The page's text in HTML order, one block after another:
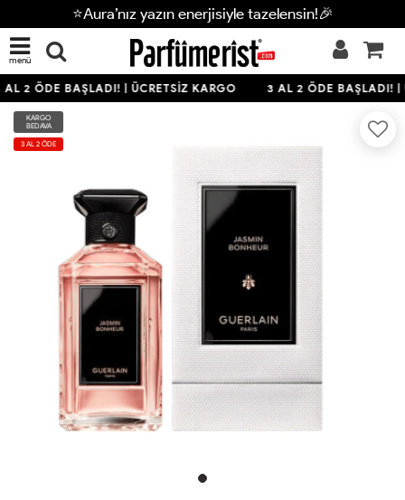
⭐Aura’nız yazın enerjisiyle tazelensin!🎉
menü
2 ÖDE BAŞLADI! | ÜCRETSİZ KARGO 3 AL 2 ÖDE BAŞLADI! |
KARGO
BEDAVA
3 AL 2 ÖDE